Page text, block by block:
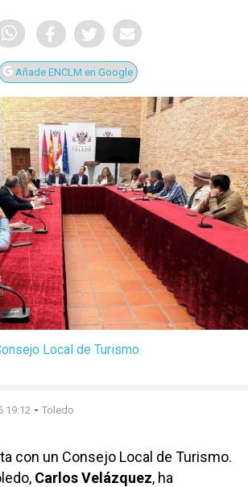
Añade ENCLM en Google
Local de Turismo.
19:12 - Toledo
con un Consejo Local de Turismo.
Carlos Velázquez, ha